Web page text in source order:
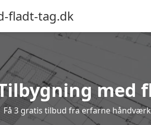
fladt-tag.dk
med
Få 3 gratis tilbud fra erfarne